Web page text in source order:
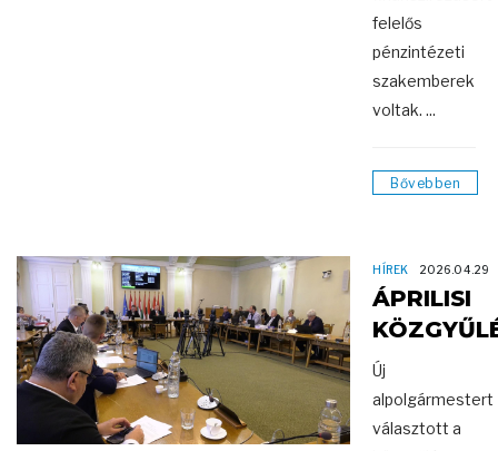
felelős
pénzintézeti
szakemberek
voltak. ...
Bővebben
HÍREK 2026.04.29
ÁPRILISI
Új
alpolgármestert
választott a